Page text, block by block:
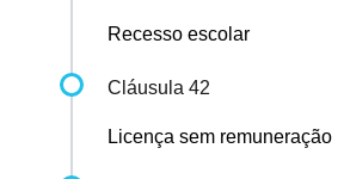
Recesso escolar
Cláusula 42
Licença sem remuneração